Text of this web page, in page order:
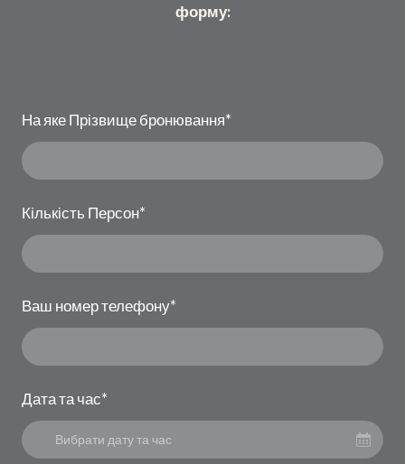
форму:
На яке Прізвище бронювання*
Кількість Персон*
Ваш номер телефону*
Дата та час*
Вибрати дату та час